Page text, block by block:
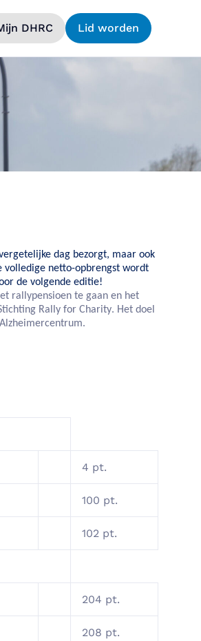
DHRC Lid worden
dag bezorgt, maar ook
volledige netto-opbrengst wordt
de volgende editie!
rallypensioen te gaan en het
Rally for Charity. Het doel
4 pt.
100 pt.
102 pt.
204 pt.
208 pt.